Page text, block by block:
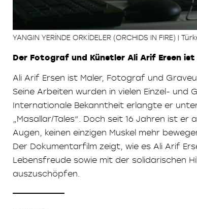
YANGIN YERİNDE ORKİDELER (ORCHIDS IN FIRE) |
Der Fotograf und Künstler Ali Arif Ersen
Ali Arif Ersen ist Maler, Fotograf und
Seine Arbeiten wurden in vielen Einzel-
Internationale Bekanntheit erlangte er
„Masallar/Tales“. Doch seit 16 Jahren ist
Augen, keinen einzigen Muskel mehr
Der Dokumentarfilm zeigt, wie es Ali Arif
Lebensfreude sowie mit der solidarischen
auszuschöpfen.